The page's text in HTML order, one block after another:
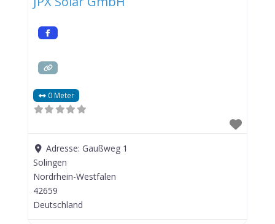
0 Meter
Adresse:Gaußweg 1
Solingen
Nordrhein-Westfalen
42659
Deutschland